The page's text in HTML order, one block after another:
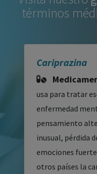
términos
Cariprazina
usa para tratar
enfermedad
pensamiento
inusual, pérdida
emociones
otros países la